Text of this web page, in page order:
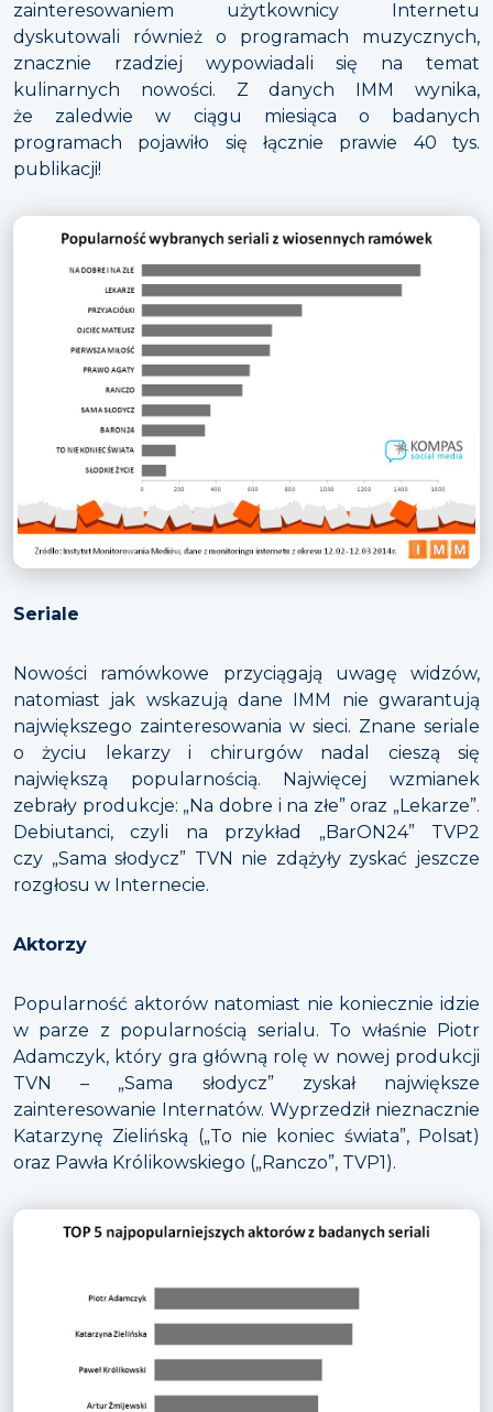
zainteresowaniem użytkownicy Internetu
dyskutowali również o programach muzycznych,
znacznie rzadziej wypowiadali się na temat
kulinarnych nowości. Z danych IMM wynika,
że zaledwie w ciągu miesiąca o badanych
programach pojawiło się łącznie prawie 40 tys.
publikacji!
Seriale
Nowości ramówkowe przyciągają uwagę widzów,
natomiast jak wskazują dane IMM nie gwarantują
największego zainteresowania w sieci. Znane seriale
o życiu lekarzy i chirurgów nadal cieszą się
największą popularnością. Najwięcej wzmianek
zebrały produkcje: „Na dobre i na złe” oraz „Lekarze”.
Debiutanci, czyli na przykład „BarON24” TVP2
czy „Sama słodycz” TVN nie zdążyły zyskać jeszcze
rozgłosu w Internecie.
Aktorzy
Popularność aktorów natomiast nie koniecznie idzie
w parze z popularnością serialu. To właśnie Piotr
Adamczyk, który gra główną rolę w nowej produkcji
TVN – „Sama słodycz” zyskał największe
zainteresowanie Internatów. Wyprzedził nieznacznie
Katarzynę Zielińską („To nie koniec świata”, Polsat)
oraz Pawła Królikowskiego („Ranczo”, TVP1).